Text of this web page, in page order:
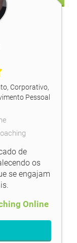
Corporativo,
Pessoal
de
os
se engajam
Online